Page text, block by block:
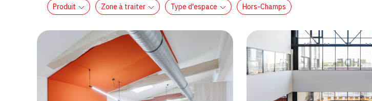
Produit Zone à traiter Type d'espace Hors-Champs